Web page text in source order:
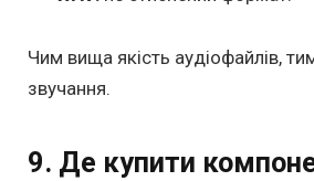
Чим вища якість аудіофайлів,
звучання.
9. Де купити